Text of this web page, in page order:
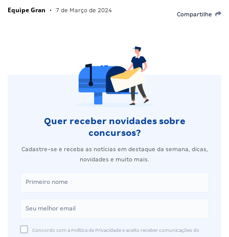
Equipe Gran • 7 de Março de 2024
Compartilhe
Quer receber novidades sobre
concursos?
Cadastre-se e receba as notícias em destaque da semana, dicas,
novidades e muito mais.
Concordo com a Política de Privacidade e aceito receber comunicações do